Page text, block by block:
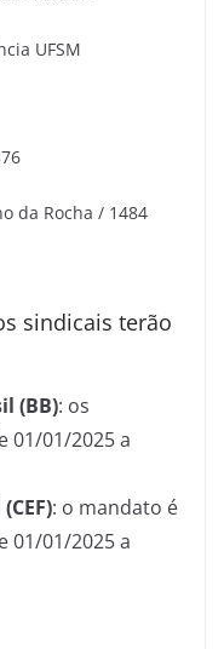
UFSM
da Rocha / 1484
sindicais terão
(BB): os
01/01/2025 a
: o mandato é
01/01/2025 a